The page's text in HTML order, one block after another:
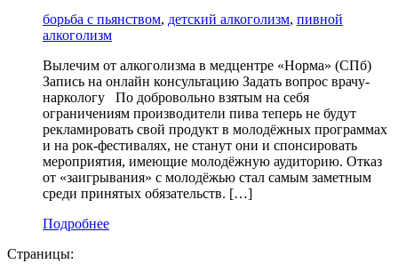
борьба с пьянством, детский алкоголизм, пивной
алкоголизм
Вылечим от алкоголизма в медцентре «Норма» (СПб)
Запись на онлайн консультацию Задать вопрос врачу-
наркологу По добровольно взятым на себя
ограничениям производители пива теперь не будут
рекламировать свой продукт в молодёжных программах
и на рок-фестивалях, не станут они и спонсировать
мероприятия, имеющие молодёжную аудиторию. Отказ
от «заигрывания» с молодёжью стал самым заметным
среди принятых обязательств. […]
Подробнее
Страницы: